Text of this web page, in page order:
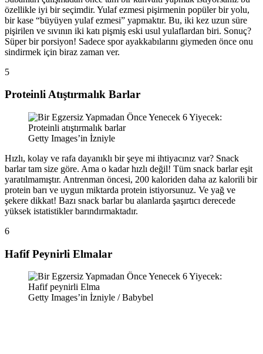
özellikle iyi bir seçimdir. Yulaf ezmesi pişirmenin popüler bir yolu,
bir kase “büyüyen yulaf ezmesi” yapmaktır. Bu, iki kez uzun süre
pişirilen ve sıvının iki katı pişmiş eski usul yulaflardan biri. Sonuç?
Süper bir porsiyon! Sadece spor ayakkabılarını giymeden önce onu
sindirmek için biraz zaman ver.
5
Proteinli Atıştırmalık Barlar
Getty Images’in İzniyle
Hızlı, kolay ve rafa dayanıklı bir şeye mi ihtiyacınız var? Snack
barlar tam size göre. Ama o kadar hızlı değil! Tüm snack barlar eşit
yaratılmamıştır. Antrenman öncesi, 200 kaloriden daha az kalorili bir
protein barı ve uygun miktarda protein istiyorsunuz. Ve yağ ve
şekere dikkat! Bazı snack barlar bu alanlarda şaşırtıcı derecede
yüksek istatistikler barındırmaktadır.
6
Hafif Peynirli Elmalar
Getty Images’in İzniyle / Babybel